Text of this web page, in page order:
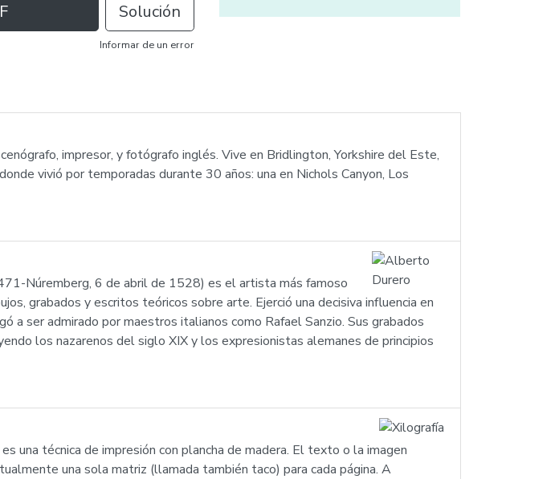
Solución
Informar de un error
impresor, y fotógrafo inglés. Vive en Bridlington, Yorkshire del Este,
vivió por temporadas durante 30 años: una en Nichols Canyon, Los
Núremberg, 6 de abril de 1528) es el artista más famoso
grabados y escritos teóricos sobre arte. Ejerció una decisiva influencia en
ser admirado por maestros italianos como Rafael Sanzio. Sus grabados
los nazarenos del siglo XIX y los expresionistas alemanes de principios
es una técnica de impresión con plancha de madera. El texto o la imagen
una sola matriz (llamada también taco) para cada página. A